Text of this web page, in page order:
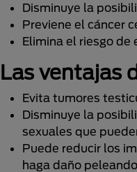
Disminuye la
Previene el cáncer
Elimina el riesgo de
Las ventajas
Evita tumores
Disminuye la
sexuales que
Puede reducir los
haga daño